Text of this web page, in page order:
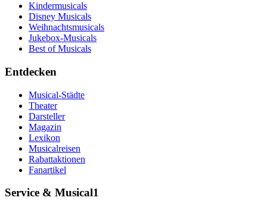
Kindermusicals
Disney Musicals
Weihnachtsmusicals
Jukebox-Musicals
Best of Musicals
Entdecken
Musical-Städte
Theater
Darsteller
Magazin
Lexikon
Musicalreisen
Rabattaktionen
Fanartikel
Service & Musical1